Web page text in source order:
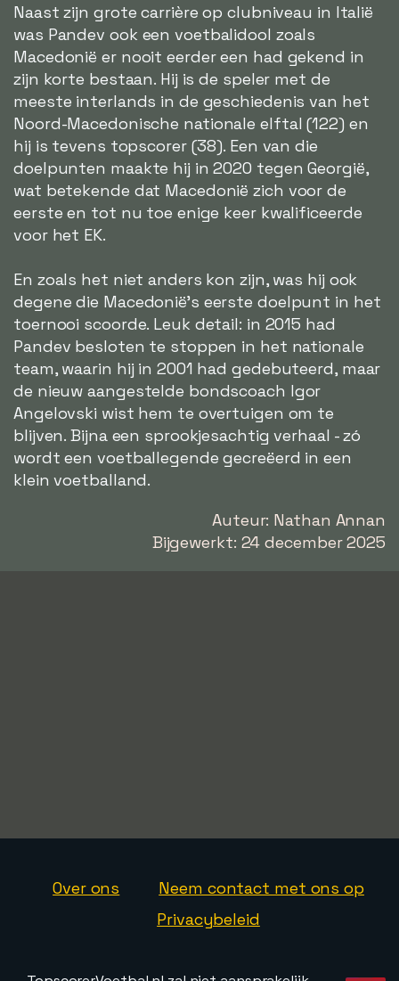
Naast zijn grote carrière op clubniveau in Italië
was Pandev ook een voetbalidool zoals
Macedonië er nooit eerder een had gekend in
zijn korte bestaan. Hij is de speler met de
meeste interlands in de geschiedenis van het
Noord-Macedonische nationale elftal (122) en
hij is tevens topscorer (38). Een van die
doelpunten maakte hij in 2020 tegen Georgië,
wat betekende dat Macedonië zich voor de
eerste en tot nu toe enige keer kwalificeerde
voor het EK.
En zoals het niet anders kon zijn, was hij ook
degene die Macedonië's eerste doelpunt in het
toernooi scoorde. Leuk detail: in 2015 had
Pandev besloten te stoppen in het nationale
team, waarin hij in 2001 had gedebuteerd, maar
de nieuw aangestelde bondscoach Igor
Angelovski wist hem te overtuigen om te
blijven. Bijna een sprookjesachtig verhaal - zó
wordt een voetballegende gecreëerd in een
klein voetballand.
Auteur: Nathan Annan
Bijgewerkt: 24 december 2025
Over ons
Neem contact met ons op
Privacybeleid